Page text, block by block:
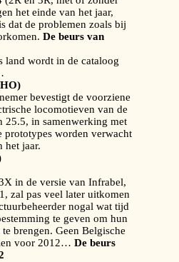
het einde van het jaar,
dat de problemen zoals bij
De beurs van
land wordt in de cataloog
bevestigt de voorziene
locomotieven van de
25.5, in samenwerking met
prototypes worden verwacht
het jaar.
in de versie van Infrabel,
zal pas veel later uitkomen
nogal wat tijd
te geven om hun
brengen. Geen Belgische
voor 2012… De beurs